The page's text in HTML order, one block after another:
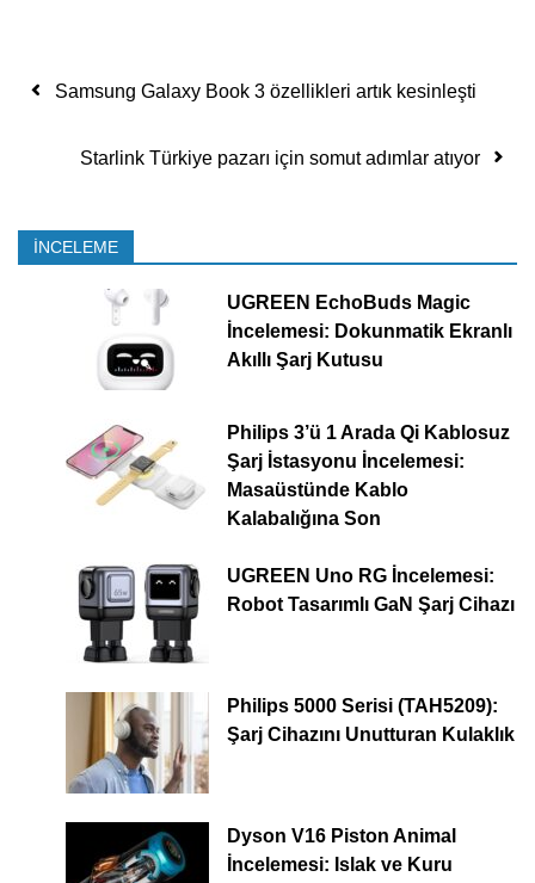
Yazı dolaşımı
Samsung Galaxy Book 3 özellikleri artık kesinleşti
Starlink Türkiye pazarı için somut adımlar atıyor
İNCELEME
UGREEN EchoBuds Magic
İncelemesi: Dokunmatik Ekranlı
Akıllı Şarj Kutusu
Philips 3’ü 1 Arada Qi Kablosuz
Şarj İstasyonu İncelemesi:
Masaüstünde Kablo
Kalabalığına Son
UGREEN Uno RG İncelemesi:
Robot Tasarımlı GaN Şarj Cihazı
Philips 5000 Serisi (TAH5209):
Şarj Cihazını Unutturan Kulaklık
Dyson V16 Piston Animal
İncelemesi: Islak ve Kuru